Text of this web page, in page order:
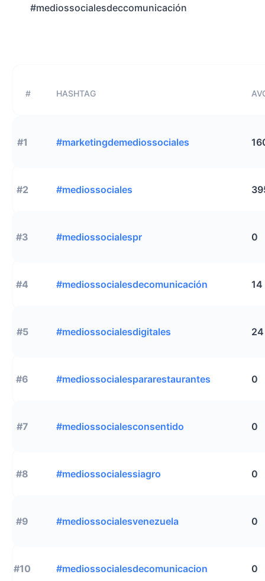
#mediossocialesdeccomunicación
# HASHTAG
#1 #marketingdemediossociales
#2 #mediossociales
#3 #mediossocialespr 0
#4 #mediossocialesdecomunicación 14
#5 #mediossocialesdigitales 24
#6 #mediossocialespararestaurantes 0
#7 #mediossocialesconsentido 0
#8 #mediossocialessiagro 0
#9 #mediossocialesvenezuela 0
#10 #mediossocialesdecomunicacion 0